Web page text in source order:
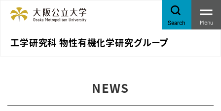
工学研究科 物性有機化学研究グループ
Search Menu
NEWS